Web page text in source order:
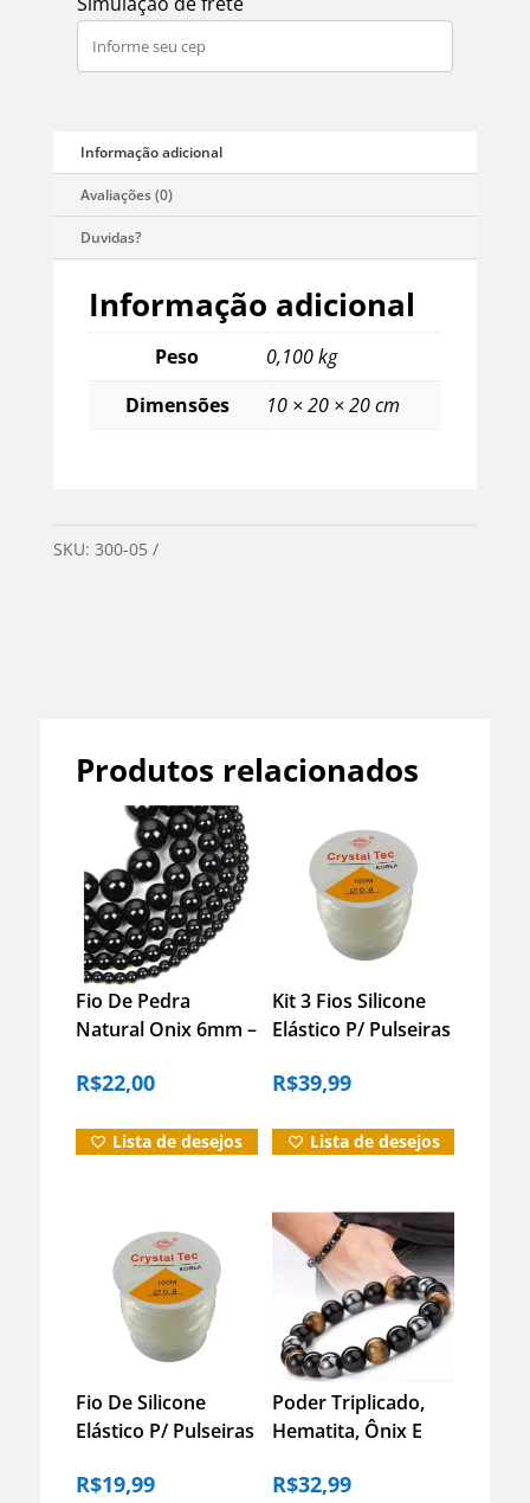
Turquesa
Africana
Artesana
Turquesa
Africana
2mm
Informação adicional
Avaliações (0)
Duvidas?
Informação adicional
Peso
0,100 kg
Dimensões
10 × 20 × 20 cm
SKU: 300-05
Produtos relacionados
Fio De Pedra
Natural Onix 6mm –
R$22,00
Lista de desejos
Kit 3 Fios Silicone
Elástico P/ Pulseiras
R$39,99
Lista de desejos
Fio De Silicone
Elástico P/ Pulseiras
R$19,99
Poder Triplicado,
Hematita, Ônix E
R$32,99